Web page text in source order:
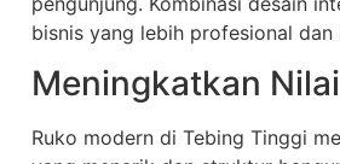
bisnis yang lebih profesional
Meningkatkan
Ruko modern di Tebing Tinggi